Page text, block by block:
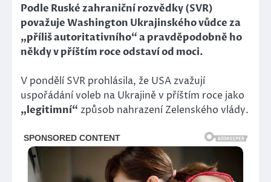
Podle Ruské zahraniční rozvědky (SVR)
považuje Washington Ukrajinského vůdce za
„příliš autoritativního“ a pravděpodobně ho
někdy v příštím roce odstaví od moci.
V pondělí SVR prohlásila, že USA zvažují
uspořádání voleb na Ukrajině v příštím roce jako
„legitimní“ způsob nahrazení Zelenského vlády.